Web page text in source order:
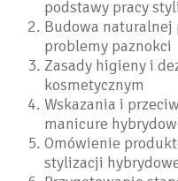
podstawy pracy
Budowa naturalnej
problemy paznokci
Zasady higieny i
kosmetycznym
Wskazania i
manicure
Omówienie
stylizacji